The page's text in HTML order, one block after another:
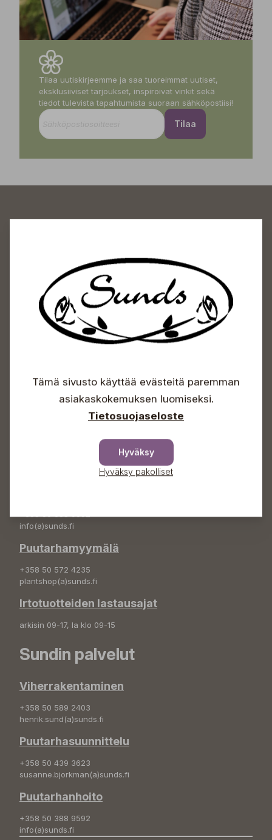
Tilaa uutiskirjeemme ja saa tuoreimmat uutiset,
eksklusiiviset tarjoukset, inspiroivat vinkit sekä
tiedot tulevista tapahtumista suoraan sähköpostiisi!
Tilaa
Sundin Puutarhakeskus
Avoinna
Arkisin 09-18
Lauantaisin 09-16
info(a)sunds.fi
+358 50 388 9592
info(a)sunds.fi
Puutarhamyymälä
+358 50 572 4235
plantshop(a)sunds.fi
Irtotuotteiden lastausajat
arkisin 09-17, la klo 09-15
Sundin palvelut
Viherrakentaminen
+358 50 589 2403
henrik.sund(a)sunds.fi
Puutarhasuunnittelu
+358 50 439 3623
susanne.bjorkman(a)sunds.fi
Puutarhanhoito
+358 50 388 9592
info(a)sunds.fi
Tämä sivusto käyttää evästeitä paremman
asiakaskokemuksen luomiseksi.
Tietosuojaseloste
Hyväksy
Hyväksy pakolliset